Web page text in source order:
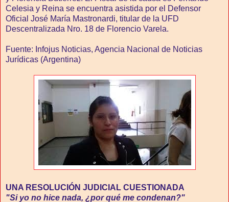
Celesia y Reina se encuentra asistida por el Defensor
Oficial José María Mastronardi, titular de la UFD
Descentralizada Nro. 18 de Florencio Varela.
Fuente: Infojus Noticias, Agencia Nacional de Noticias
Jurídicas (Argentina)
UNA RESOLUCIÓN JUDICIAL CUESTIONADA
"Si yo no hice nada, ¿por qué me condenan?"